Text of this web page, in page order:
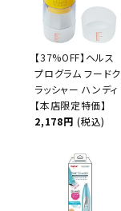
【37%OFF】ヘルス
プログラム フードク
ラッシャー ハンディ
【本店限定特価】
2,178円 (税込)